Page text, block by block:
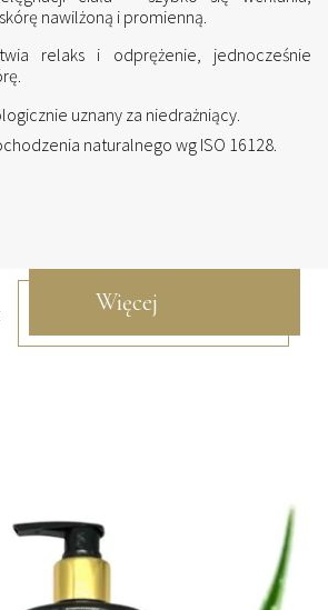
nawilżoną i promienną.
relaks i odprężenie, jednocześnie
uznany za niedrażniący.
naturalnego wg ISO 16128.
Więcej